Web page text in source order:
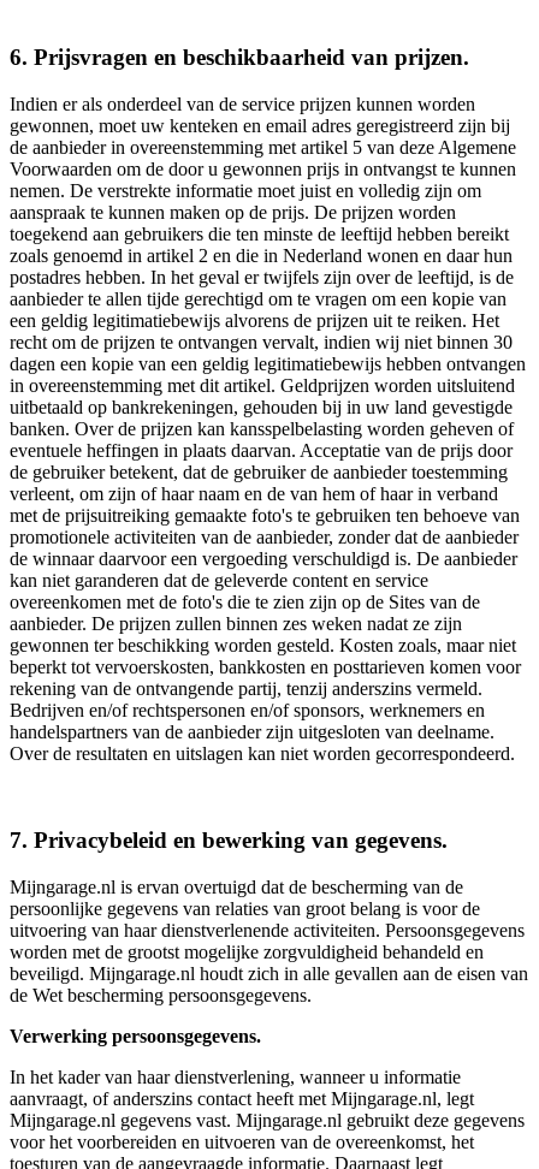
6. Prijsvragen en beschikbaarheid van prijzen.
Indien er als onderdeel van de service prijzen kunnen worden
gewonnen, moet uw kenteken en email adres geregistreerd zijn bij
de aanbieder in overeenstemming met artikel 5 van deze Algemene
Voorwaarden om de door u gewonnen prijs in ontvangst te kunnen
nemen. De verstrekte informatie moet juist en volledig zijn om
aanspraak te kunnen maken op de prijs. De prijzen worden
toegekend aan gebruikers die ten minste de leeftijd hebben bereikt
zoals genoemd in artikel 2 en die in Nederland wonen en daar hun
postadres hebben. In het geval er twijfels zijn over de leeftijd, is de
aanbieder te allen tijde gerechtigd om te vragen om een kopie van
een geldig legitimatiebewijs alvorens de prijzen uit te reiken. Het
recht om de prijzen te ontvangen vervalt, indien wij niet binnen 30
dagen een kopie van een geldig legitimatiebewijs hebben ontvangen
in overeenstemming met dit artikel. Geldprijzen worden uitsluitend
uitbetaald op bankrekeningen, gehouden bij in uw land gevestigde
banken. Over de prijzen kan kansspelbelasting worden geheven of
eventuele heffingen in plaats daarvan. Acceptatie van de prijs door
de gebruiker betekent, dat de gebruiker de aanbieder toestemming
verleent, om zijn of haar naam en de van hem of haar in verband
met de prijsuitreiking gemaakte foto's te gebruiken ten behoeve van
promotionele activiteiten van de aanbieder, zonder dat de aanbieder
de winnaar daarvoor een vergoeding verschuldigd is. De aanbieder
kan niet garanderen dat de geleverde content en service
overeenkomen met de foto's die te zien zijn op de Sites van de
aanbieder. De prijzen zullen binnen zes weken nadat ze zijn
gewonnen ter beschikking worden gesteld. Kosten zoals, maar niet
beperkt tot vervoerskosten, bankkosten en posttarieven komen voor
rekening van de ontvangende partij, tenzij anderszins vermeld.
Bedrijven en/of rechtspersonen en/of sponsors, werknemers en
handelspartners van de aanbieder zijn uitgesloten van deelname.
Over de resultaten en uitslagen kan niet worden gecorrespondeerd.
7. Privacybeleid en bewerking van gegevens.
Mijngarage.nl is ervan overtuigd dat de bescherming van de
persoonlijke gegevens van relaties van groot belang is voor de
uitvoering van haar dienstverlenende activiteiten. Persoonsgegevens
worden met de grootst mogelijke zorgvuldigheid behandeld en
beveiligd. Mijngarage.nl houdt zich in alle gevallen aan de eisen van
de Wet bescherming persoonsgegevens.
Verwerking persoonsgegevens.
In het kader van haar dienstverlening, wanneer u informatie
aanvraagt, of anderszins contact heeft met Mijngarage.nl, legt
Mijngarage.nl gegevens vast. Mijngarage.nl gebruikt deze gegevens
voor het voorbereiden en uitvoeren van de overeenkomst, het
toesturen van de aangevraagde informatie. Daarnaast legt